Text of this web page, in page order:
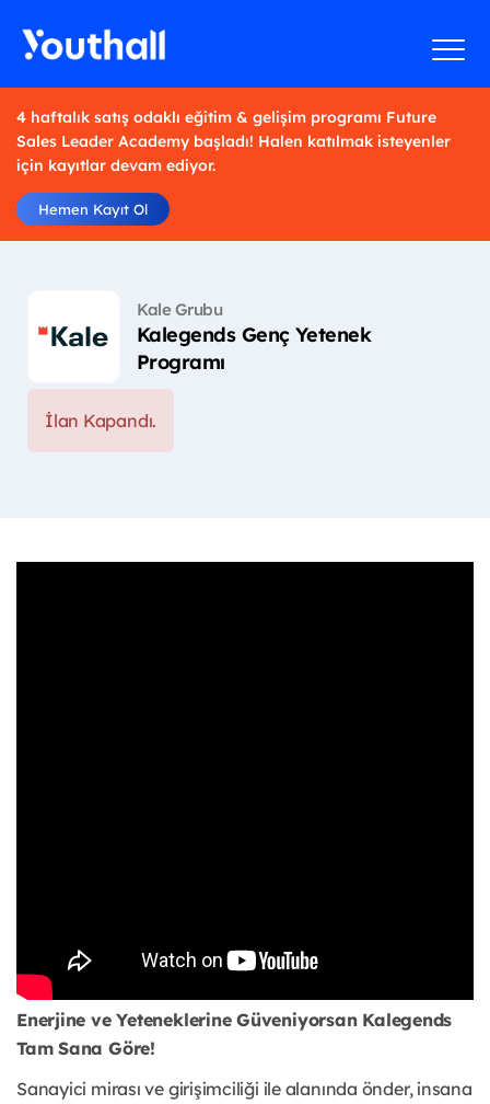
4 haftalık satış odaklı eğitim & gelişim programı Future
Sales Leader Academy başladı! Halen katılmak isteyenler
için kayıtlar devam ediyor.
Hemen Kayıt Ol
Kale Grubu
Kalegends Genç Yetenek
Programı
İlan Kapandı.
Enerjine ve Yeteneklerine Güveniyorsan Kalegends
Tam Sana Göre!
Sanayici mirası ve girişimciliği ile alanında önder, insana